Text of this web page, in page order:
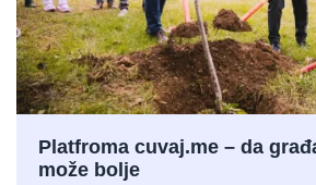
Platfroma cuvaj.me – da
može bolje